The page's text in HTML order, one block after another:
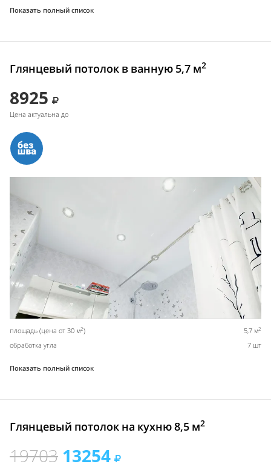
Показать полный список
Глянцевый потолок в ванную 5,7 м2
8925
Цена актуальна до
площадь (цена от 30 м2) 5,7 м2
обработка угла 7 шт
Показать полный список
Глянцевый потолок на кухню 8,5 м2
19703 13254